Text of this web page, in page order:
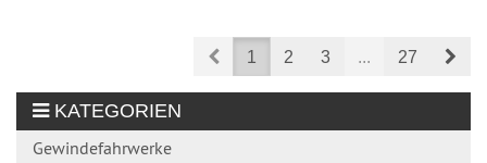
Prev1 2 3 ... 27
KATEGORIEN
Gewindefahrwerke